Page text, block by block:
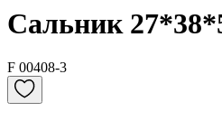
Сальник
F 00408-3